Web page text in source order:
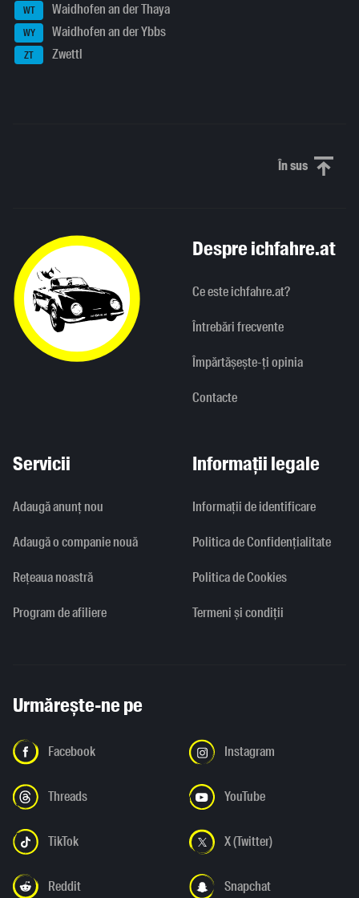
WT Waidhofen an der Thaya
WY Waidhofen an der Ybbs
ZT Zwettl
În susDerulați
Despre ichfahre.at
Ce este ichfahre.at?
Întrebări frecvente
Împărtășește-ți opinia
Contacte
Servicii
Adaugă anunț nou
Adaugă o companie nouă
Rețeaua noastră
Program de afiliere
Informații legale
Informaţii de identificare
Politica de Confidențialitate
Politica de Cookies
Termeni și condiții
Urmărește-ne pe
Facebook Instagram
Threads YouTube
TikTok X (Twitter)
Reddit Snapchat